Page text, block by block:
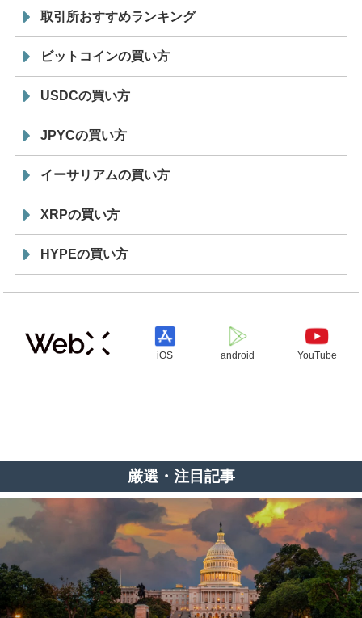
取引所おすすめランキング
ビットコインの買い方
USDCの買い方
JPYCの買い方
イーサリアムの買い方
XRPの買い方
HYPEの買い方
iOS android YouTube
厳選・注目記事